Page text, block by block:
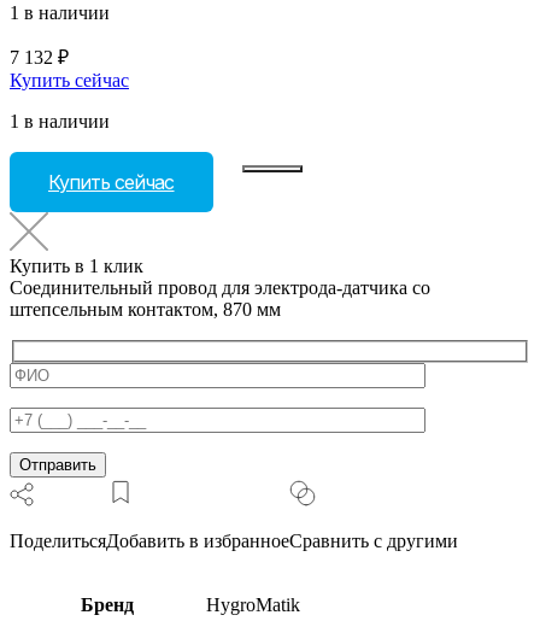
1 в наличии
7 132 ₽
Купить сейчас
1 в наличии
Купить сейчас
Количество
датчика
со
контактом,
Купить в 1 клик
Соединительный провод для электрода-датчика со
штепсельным контактом, 870 мм
ПоделитьсяДобавить в избранноеСравнить с другими
Бренд HygroMatik